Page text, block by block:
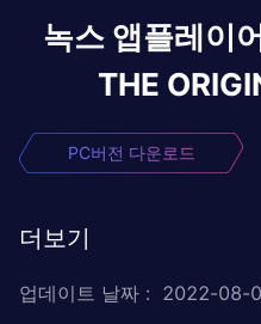
녹스 앱플레이
THE
PC버전 다운로드
더보기
업데이트 날짜 : 2022-08-